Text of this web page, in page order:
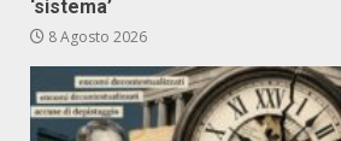
‘sistema’
8 Agosto 2026